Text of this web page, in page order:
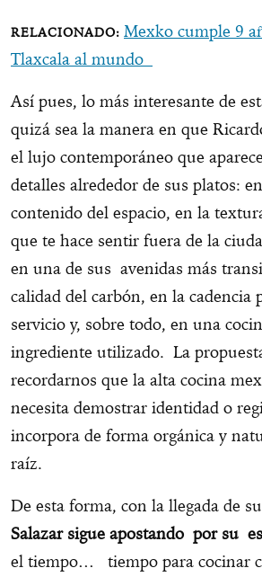
Mexko cumple 9
Tlaxcala al mundo
Así pues, lo más interesante de
quizá sea la manera en que
el lujo contemporáneo que
detalles alrededor de sus platos:
contenido del espacio, en la
que te hace sentir fuera de la
en una de sus avenidas más
calidad del carbón, en la cadencia
servicio y, sobre todo, en una
ingrediente utilizado. La
recordarnos que la alta cocina
necesita demostrar identidad o
incorpora de forma orgánica y
raíz.
De esta forma, con la llegada de
Salazar sigue apostando por su
el tiempo… tiempo para cocinar